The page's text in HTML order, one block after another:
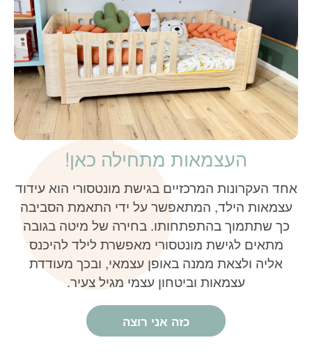
העצמאות מתחילה כאן!
אחד העקרונות המרכזיים בגישת מונטסורי הוא עידוד
עצמאות הילד, המתאפשר על ידי התאמת הסביבה
כך שתתמוך בהתפתחותו. בחירה של מיטה בגובה
מתאים לגישת מונטסורי מאפשרת לילד להיכנס
אליה ולצאת ממנה באופן עצמאי, ובכך מעודדת
עצמאות וביטחון עצמי מגיל צעיר.
כזה אני רוצה